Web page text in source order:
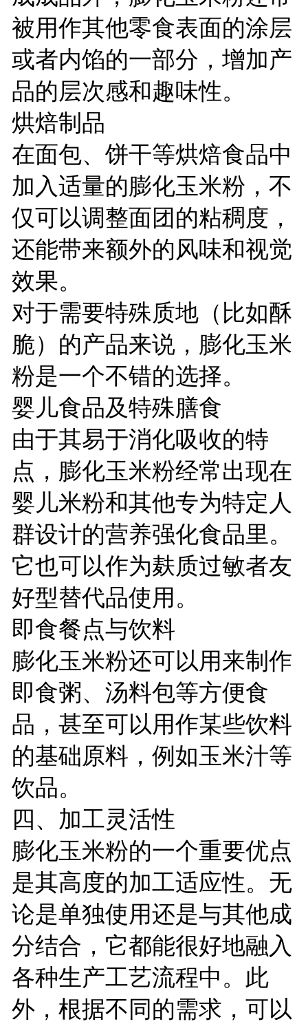
被用作其他零食表面的涂层
或者内馅的一部分，增加产
品的层次感和趣味性。
烘焙制品
在面包、饼干等烘焙食品中
加入适量的膨化玉米粉，不
仅可以调整面团的粘稠度，
还能带来额外的风味和视觉
效果。
对于需要特殊质地（比如酥
脆）的产品来说，膨化玉米
粉是一个不错的选择。
婴儿食品及特殊膳食
由于其易于消化吸收的特
点，膨化玉米粉经常出现在
婴儿米粉和其他专为特定人
群设计的营养强化食品里。
它也可以作为麸质过敏者友
好型替代品使用。
即食餐点与饮料
膨化玉米粉还可以用来制作
即食粥、汤料包等方便食
品，甚至可以用作某些饮料
的基础原料，例如玉米汁等
饮品。
四、加工灵活性
膨化玉米粉的一个重要优点
是其高度的加工适应性。无
论是单独使用还是与其他成
分结合，它都能很好地融入
各种生产工艺流程中。此
外，根据不同的需求，可以